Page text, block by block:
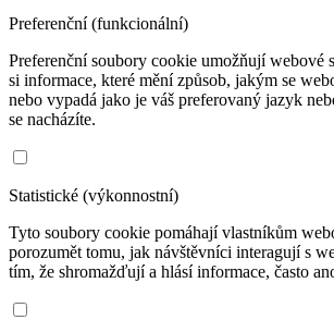
Preferenční (funkcionální)
Preferenční soubory cookie umožňují webové
si informace, které mění způsob, jakým se
nebo vypadá jako je váš preferovaný jazyk
se nacházíte.
Statistické (výkonnostní)
Tyto soubory cookie pomáhají vlastníkům
porozumět tomu, jak návštěvníci interagují s
tím, že shromažďují a hlásí informace, často